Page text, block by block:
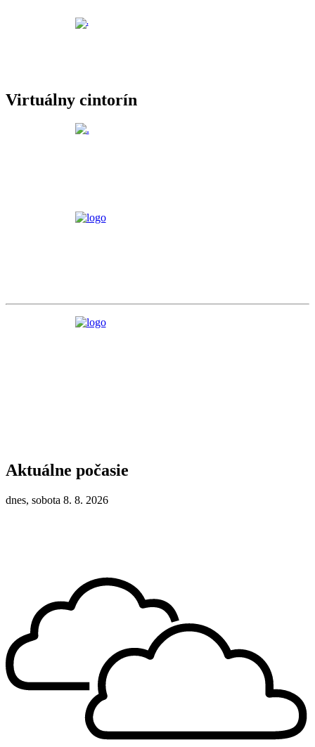
Virtuálny cintorín
Aktuálne počasie
dnes, sobota 8. 8. 2026